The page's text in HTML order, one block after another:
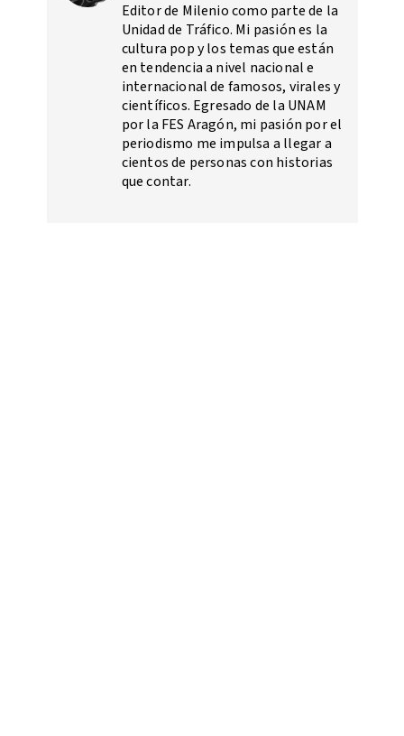
Editor de Milenio como parte de la
Unidad de Tráfico. Mi pasión es la
cultura pop y los temas que están
en tendencia a nivel nacional e
internacional de famosos, virales y
científicos. Egresado de la UNAM
por la FES Aragón, mi pasión por el
periodismo me impulsa a llegar a
cientos de personas con historias
que contar.